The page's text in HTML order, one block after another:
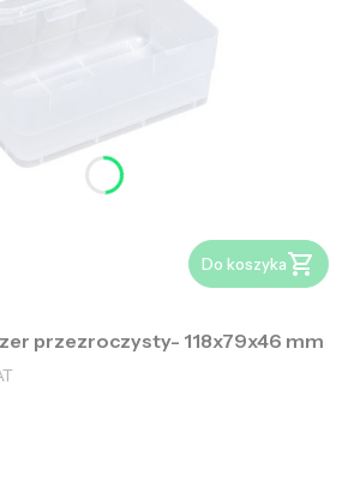
Do koszyka
przezroczysty- 118x79x46 mm